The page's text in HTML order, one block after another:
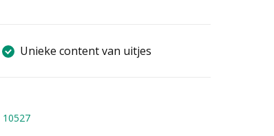
Unieke content van uitjes
10527